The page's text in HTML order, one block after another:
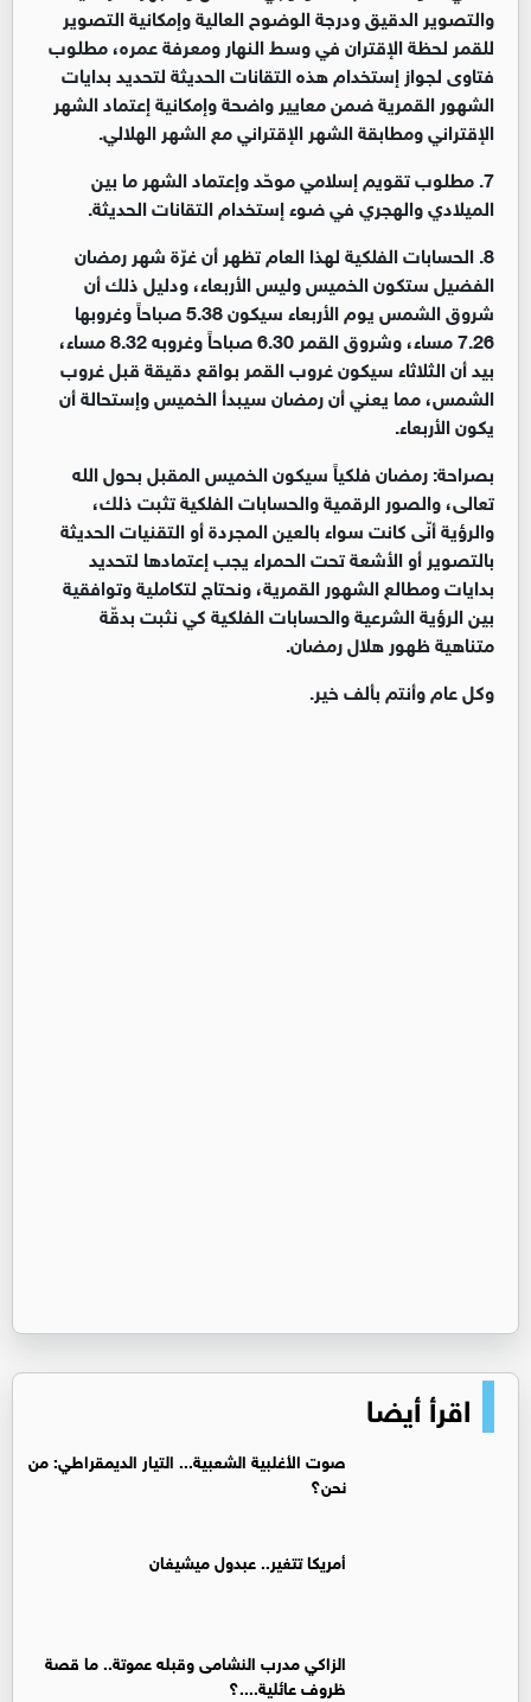
والتصوير الدقيق ودرجة الوضوح العالية وإمكانية التصوير
للقمر لحظة الإقتران في وسط النهار ومعرفة عمره، مطلوب
فتاوى لجواز إستخدام هذه التقانات الحديثة لتحديد بدايات
الشهور القمرية ضمن معايير واضحة وإمكانية إعتماد الشهر
الإقتراني ومطابقة الشهر الإقتراني مع الشهر الهلالي.
7. مطلوب تقويم إسلامي موحّد وإعتماد الشهر ما بين
الميلادي والهجري في ضوء إستخدام التقانات الحديثة.
8. الحسابات الفلكية لهذا العام تظهر أن غرّة شهر رمضان
الفضيل ستكون الخميس وليس الأربعاء، ودليل ذلك أن
شروق الشمس يوم الأربعاء سيكون 5.38 صباحاً وغروبها
7.26 مساء، وشروق القمر 6.30 صباحاً وغروبه 8.32 مساء،
بيد أن الثلاثاء سيكون غروب القمر بواقع دقيقة قبل غروب
الشمس، مما يعني أن رمضان سيبدأ الخميس وإستحالة أن
يكون الأربعاء.
بصراحة: رمضان فلكياً سيكون الخميس المقبل بحول الله
تعالى، والصور الرقمية والحسابات الفلكية تثبت ذلك،
والرؤية أنّى كانت سواء بالعين المجردة أو التقنيات الحديثة
بالتصوير أو الأشعة تحت الحمراء يجب إعتمادها لتحديد
بدايات ومطالع الشهور القمرية، ونحتاج لتكاملية وتوافقية
بين الرؤية الشرعية والحسابات الفلكية كي نثبت بدقّة
متناهية ظهور هلال رمضان.
وكل عام وأنتم بألف خير.
اقرأ أيضا
صوت الأغلبية الشعبية... التيار الديمقراطي: من
نحن؟
أمريكا تتغير.. عبدول ميشيغان
الزاكي مدرب النشامى وقبله عموتة.. ما قصة
ظروف عائلية....؟